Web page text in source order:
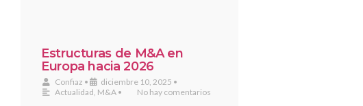
Estructuras de M&A en
Europa hacia 2026
Confiaz • diciembre 10, 2025 •
Actualidad M&A • No hay comentarios